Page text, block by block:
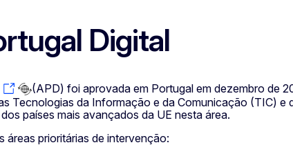
Digital
(APD) foi aprovada em Portugal em dezembro de
Tecnologias da Informação e da Comunicação (TIC)
países mais avançados da UE nesta área.
áreas prioritárias de intervenção: